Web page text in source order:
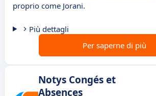
proprio come Jorani.
Più dettagli
Per saperne di più
Notys Congés et
Absences